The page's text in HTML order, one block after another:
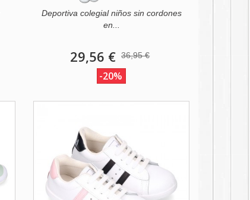
Deportiva colegial niños sin cordones
en...
29,56 € 36,95 €
-20%